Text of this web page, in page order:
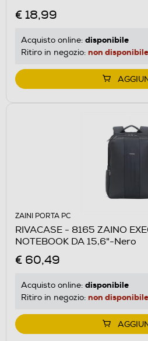
€ 18,99
Acquisto online: disponibile
Ritiro in negozio: non disponibile
ZAINI PORTA PC
RIVACASE - 8165 ZAINO
NOTEBOOK DA 15,6"-Nero
€ 60,49
Acquisto online: disponibile
Ritiro in negozio: non disponibile